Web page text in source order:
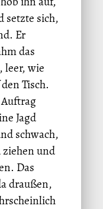
setzte sich,
Er
das
leer, wie
Tisch.
Jagd
schwach,
und
Das
draußen,